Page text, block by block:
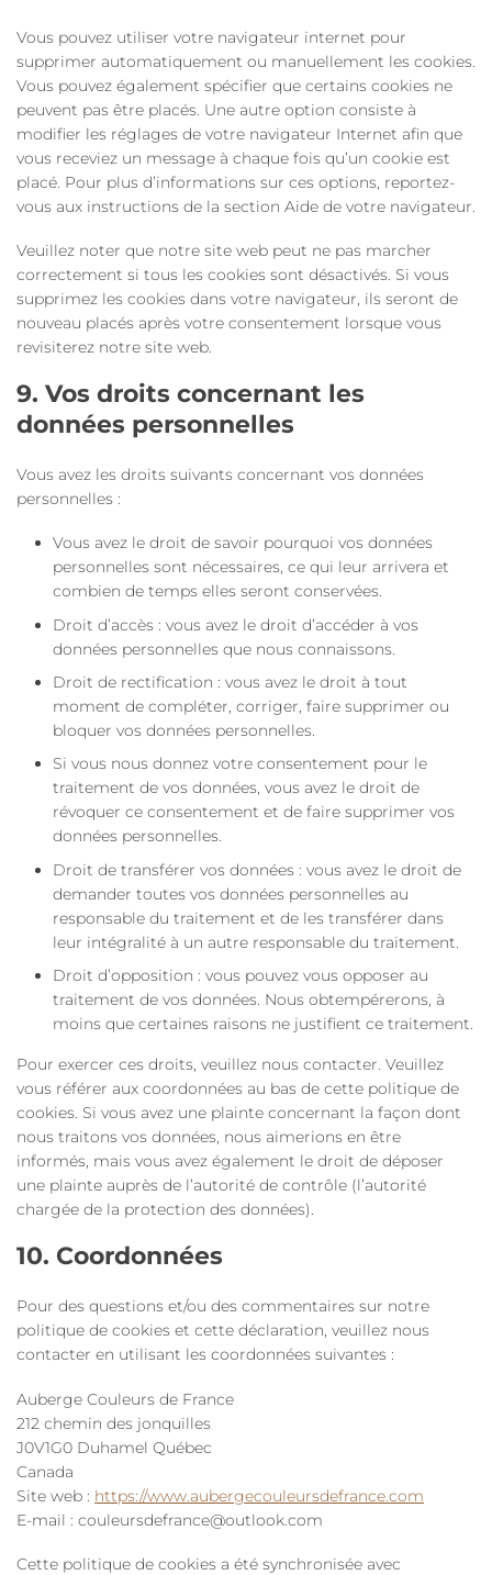
Vous pouvez utiliser votre navigateur internet pour
supprimer automatiquement ou manuellement les cookies.
Vous pouvez également spécifier que certains cookies ne
peuvent pas être placés. Une autre option consiste à
modifier les réglages de votre navigateur Internet afin que
vous receviez un message à chaque fois qu’un cookie est
placé. Pour plus d’informations sur ces options, reportez-
vous aux instructions de la section Aide de votre navigateur.
Veuillez noter que notre site web peut ne pas marcher
correctement si tous les cookies sont désactivés. Si vous
supprimez les cookies dans votre navigateur, ils seront de
nouveau placés après votre consentement lorsque vous
revisiterez notre site web.
9. Vos droits concernant les
données personnelles
Vous avez les droits suivants concernant vos données
personnelles :
Vous avez le droit de savoir pourquoi vos données
personnelles sont nécessaires, ce qui leur arrivera et
combien de temps elles seront conservées.
Droit d’accès : vous avez le droit d’accéder à vos
données personnelles que nous connaissons.
Droit de rectification : vous avez le droit à tout
moment de compléter, corriger, faire supprimer ou
bloquer vos données personnelles.
Si vous nous donnez votre consentement pour le
traitement de vos données, vous avez le droit de
révoquer ce consentement et de faire supprimer vos
données personnelles.
Droit de transférer vos données : vous avez le droit de
demander toutes vos données personnelles au
responsable du traitement et de les transférer dans
leur intégralité à un autre responsable du traitement.
Droit d’opposition : vous pouvez vous opposer au
traitement de vos données. Nous obtempérerons, à
moins que certaines raisons ne justifient ce traitement.
Pour exercer ces droits, veuillez nous contacter. Veuillez
vous référer aux coordonnées au bas de cette politique de
cookies. Si vous avez une plainte concernant la façon dont
nous traitons vos données, nous aimerions en être
informés, mais vous avez également le droit de déposer
une plainte auprès de l’autorité de contrôle (l’autorité
chargée de la protection des données).
10. Coordonnées
Pour des questions et/ou des commentaires sur notre
politique de cookies et cette déclaration, veuillez nous
contacter en utilisant les coordonnées suivantes :
Auberge Couleurs de France
212 chemin des jonquilles
J0V1G0 Duhamel Québec
Canada
Site web : https://www.aubergecouleursdefrance.com
E-mail : couleursdefrance@outlook.com
Cette politique de cookies a été synchronisée avec